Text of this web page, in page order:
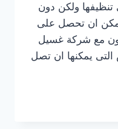
تنظيفها ولكن دون
ان تحصل على
مع شركة غسيل
التى يمكنها ان تصل